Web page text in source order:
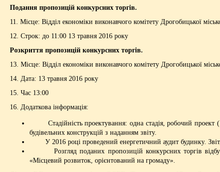
Подання пропозицій конкурсних торгів.
11. Місце: Відділ економіки виконавчого комітету Дрогобицької
12. Строк: до 11:00 13 травня 2016 року
Розкриття пропозицій конкурсних торгів.
13. Місце: Відділ економіки виконавчого комітету Дрогобицької
14. Дата: 13 травня 2016 року
15. Час 13:00
16. Додаткова інформація:
Стадійність проектування: одна стадія, робочий проект
будівельних конструкцій з наданням звіту.
У 2016 році проведений енергетичний аудит будинку. Звіт,
Розгляд поданих пропозицій конкурсних торгів
«Місцевий розвиток, орієнтований на громаду».